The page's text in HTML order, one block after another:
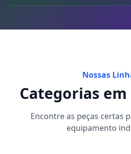
Nossas
Categorias
Encontre as peças certas
equipamento